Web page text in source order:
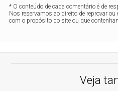
* O conteúdo de cada comentário é de
Nos reservamos ao direito de reprovar
com o propósito do site ou que
Veja